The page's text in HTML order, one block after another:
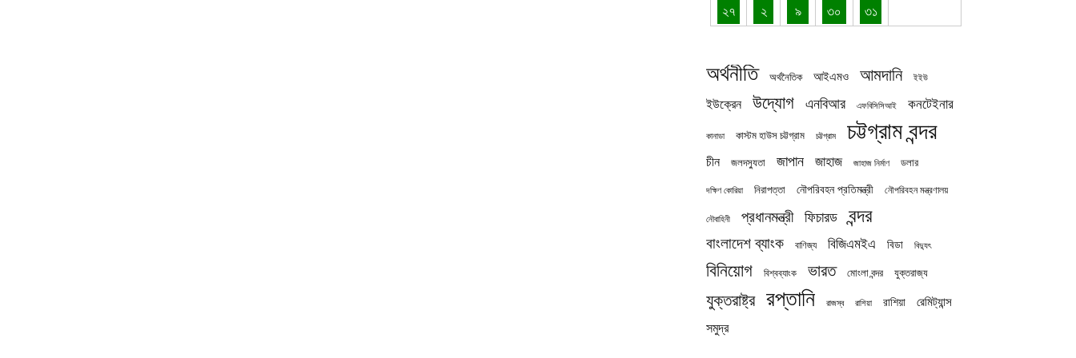
২৭ ২ ৯ ৩০ ৩১
অর্থনীতি অর্থনৈতিক আইএমও আমদানি ইইউ
ইউক্রেন উদ্যোগ এনবিআর এফবিসিসিআই কনটেইনার
কানাডা কাস্টম হাউস চট্টগ্রাম চট্টগ্রাম চট্টগ্রাম বন্দর
চীন জলদস্যুতা জাপান জাহাজ জাহাজ নির্মাণ ডলার
দক্ষিণ কোরিয়া নিরাপত্তা নৌপরিবহন প্রতিমন্ত্রী নৌপরিবহন মন্ত্রণালয়
নৌবাহিনী প্রধানমন্ত্রী ফিচারড বন্দর
বাংলাদেশ ব্যাংক বাণিজ্য বিজিএমইএ বিডা বিদ্যুৎ
বিনিয়োগ বিশ্বব্যাংক ভারত মোংলা বন্দর যুক্তরাজ্য
যুক্তরাষ্ট্র রপ্তানি রাজস্ব রাশিয়া রাশিয়া রেমিট্যান্স
সমুদ্র